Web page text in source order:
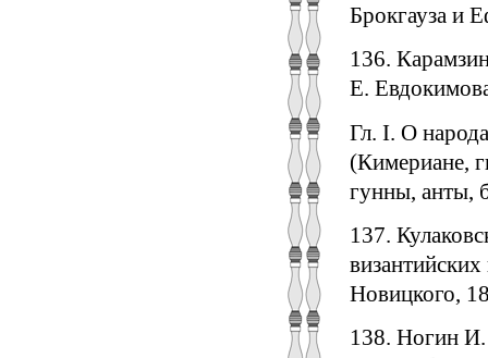
Брокгауза и
136.
Е.
Гл. I. О
(Кимериане,
гунны, анты,
137.
Новицкого,
138. Ногин